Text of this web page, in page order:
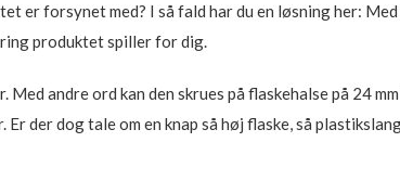
er forsynet med? I så fald har du en løsning her:
produktet spiller for dig.
andre ord kan den skrues på flaskehalse på 24
der dog tale om en knap så høj flaske, så